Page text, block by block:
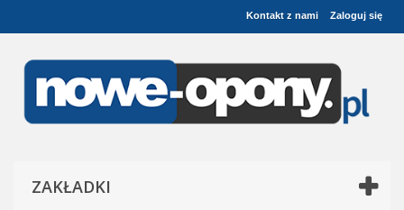
Zaloguj się
Kontakt z nami
ZAKŁADKI